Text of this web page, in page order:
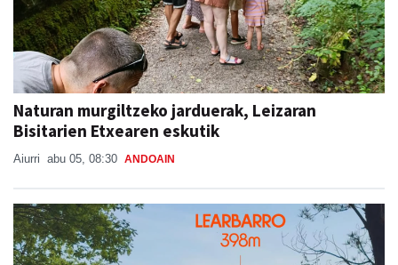
Naturan murgiltzeko jarduerak, Leizaran
Bisitarien Etxearen eskutik
Aiurri abu 05, 08:30 ANDOAIN